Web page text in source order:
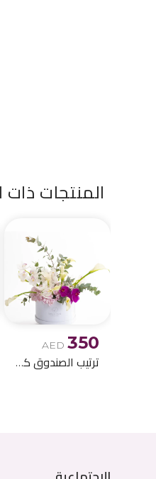
المنتجات ذات
AED 350
ترتيب الصندوق كالا ليلي